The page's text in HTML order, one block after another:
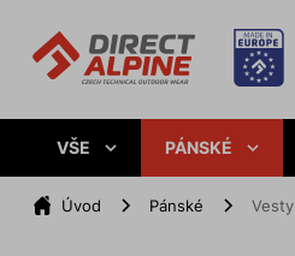
VŠE PÁNSKÉ
Úvod Pánské Vesty